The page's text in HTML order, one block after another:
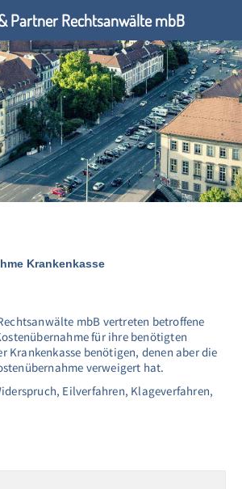
Krankenkasse
mbB vertreten betroffene
für ihre benötigten
Krankenkasse benötigen, denen aber die
verweigert hat.
Eilverfahren, Klageverfahren,
Partner Rechtsanwälte mbB